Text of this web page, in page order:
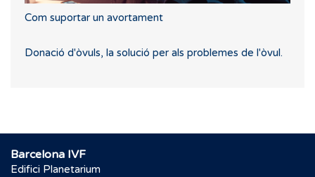
Com suportar un avortament
Donació d'òvuls, la solució per als problemes de l'òvul.
Barcelona IVF
Edifici Planetarium